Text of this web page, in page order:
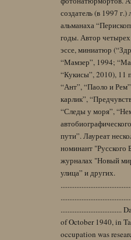
создатель (в 1997
альманаха
годы. Автор четырех
эссе, миниатюр
“Мамзер”, 1994;
“Кукисы”, 2010), 11
“Ант”, “Паоло и
карлик”,
“Следы у моря”,
пути”. Лауреат
номинант "Русского
журналах "Новый
улица” и других.
...................................
of October 1940, in
occupation was